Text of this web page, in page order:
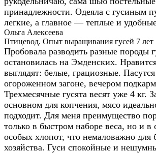
принадлежности. Одеяла с гусиным
легкие, а главное — теплые и
Ольга Алексеева
Птицевод. Опыт выращивания гусей 7 лет
Пробовала разводить разные породы
остановилась на Эмденских.
выглядят: белые, грациозные.
огороженном загоне, вечером
Трехмесячные гусята весят уже 4 кг.
основном для копчения, мясо
подходит. Для меня преимущество
только в быстром наборе веса, но и в
особых хлопот, что немаловажно для
хозяйства. Гуси спокойные и